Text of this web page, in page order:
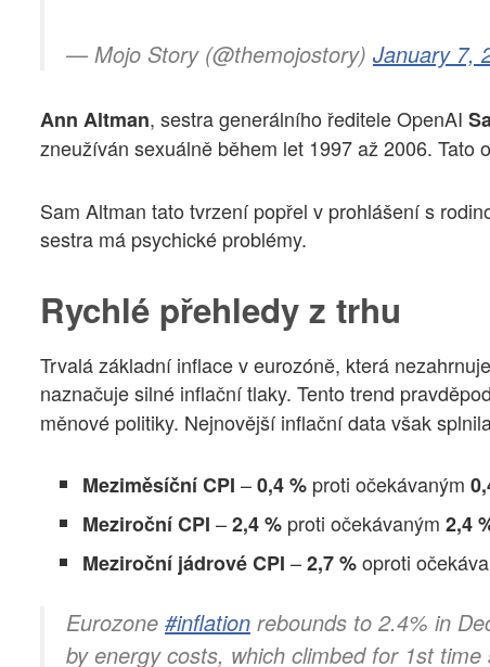
— Mojo Story (@themojostory) January 7,
Ann Altman, sestra generálního ředitele OpenAI
zneužíván sexuálně během let 1997 až 2006.
Sam Altman tato tvrzení popřel v prohlášení s
sestra má psychické problémy.
Rychlé přehledy z trhu
Trvalá základní inflace v eurozóně, která
naznačuje silné inflační tlaky. Tento trend
měnové politiky. Nejnovější inflační data však
Meziměsíční CPI –0,4 %proti očekávaným
Meziroční CPI –2,4 %proti očekávaným 2,4
Meziroční jádrové CPI –2,7 %oproti
Eurozone #inflation rebounds to 2.4% in
by energy costs, which climbed for 1st